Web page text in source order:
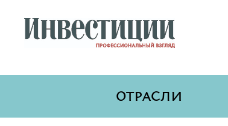
отрасли